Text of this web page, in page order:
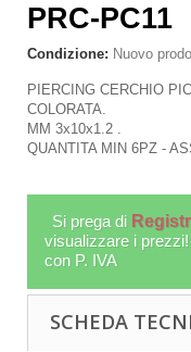
PRC-PC11
Condizione: Nuovo
PIERCING CERCHIO
COLORATA.
MM 3x10x1.2 .
QUANTITA MIN 6PZ -
Si prega di
visualizzare i
con P. IVA
SCHEDA